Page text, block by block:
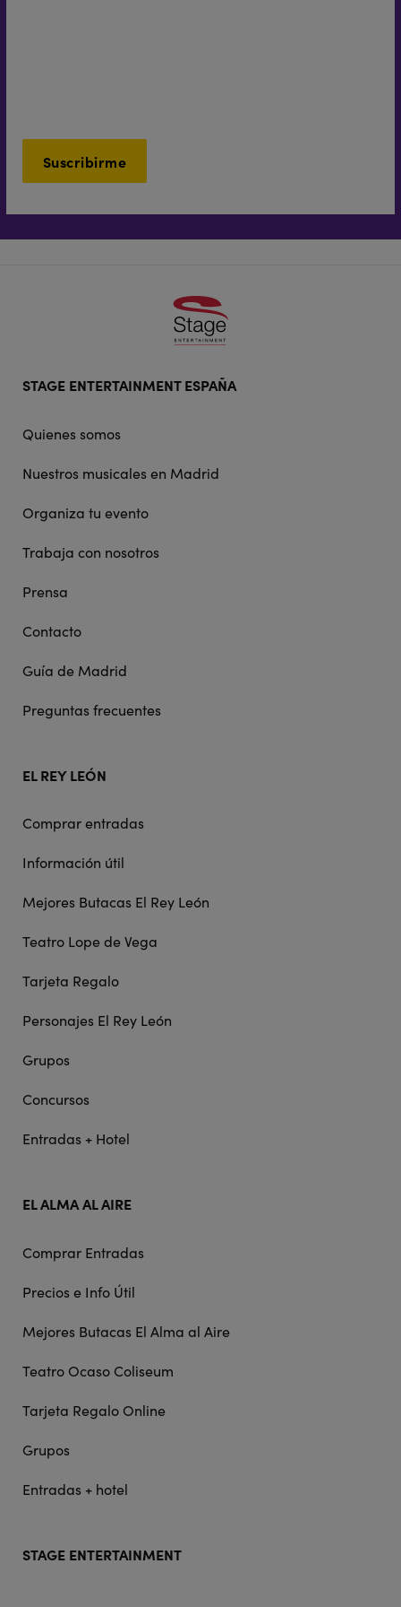
STAGE ENTERTAINMENT ESPAÑA
Quienes somos
Nuestros musicales en Madrid
Organiza tu evento
Trabaja con nosotros
Prensa
Contacto
Guía de Madrid
Preguntas frecuentes
EL REY LEÓN
Comprar entradas
Información útil
Mejores Butacas El Rey León
Teatro Lope de Vega
Tarjeta Regalo
Personajes El Rey León
Grupos
Concursos
Entradas + Hotel
EL ALMA AL AIRE
Comprar Entradas
Precios e Info Útil
Mejores Butacas El Alma al Aire
Teatro Ocaso Coliseum
Tarjeta Regalo Online
Grupos
Entradas + hotel
STAGE ENTERTAINMENT